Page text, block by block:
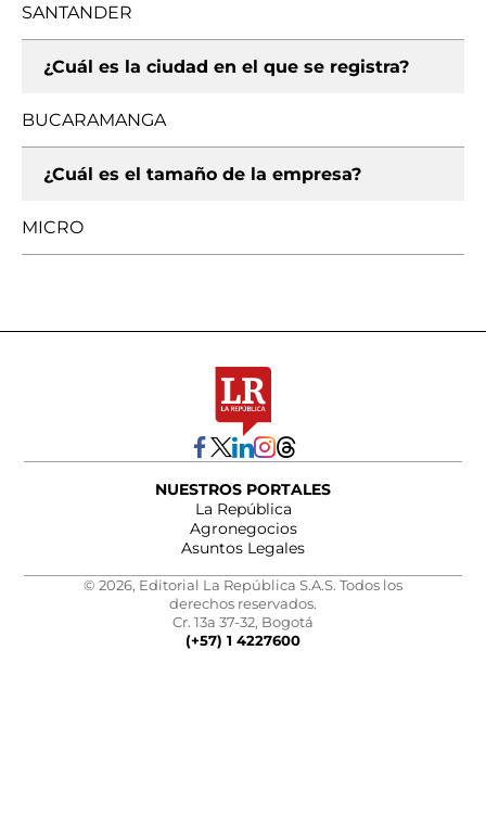
SANTANDER
¿Cuál es la ciudad en el que se registra?
BUCARAMANGA
¿Cuál es el tamaño de la empresa?
MICRO
NUESTROS PORTALES
La República
Agronegocios
Asuntos Legales
© 2026, Editorial La República S.A.S. Todos los
derechos reservados.
Cr. 13a 37-32, Bogotá
(+57) 1 4227600